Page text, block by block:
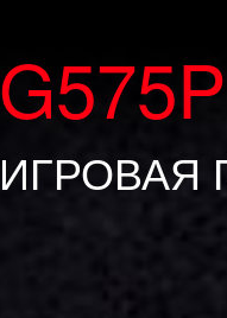
G575P
ИГРОВАЯ